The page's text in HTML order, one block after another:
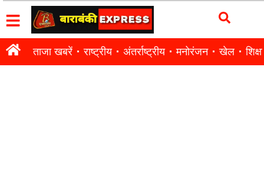
ताजा खबरें राष्ट्रीय अंतर्राष्ट्रीय मनोरंजन खेल शिक्षा